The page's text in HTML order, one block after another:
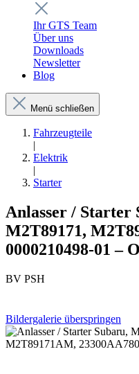
Ihr GTS Team
Über uns
Downloads
Newsletter
Blog
Menü schließen
Fahrzeugteile
|
Elektrik
|
Starter
Anlasser / Starter
M2T89171,
0000210498-01 –
BV PSH
Bildergalerie überspringen